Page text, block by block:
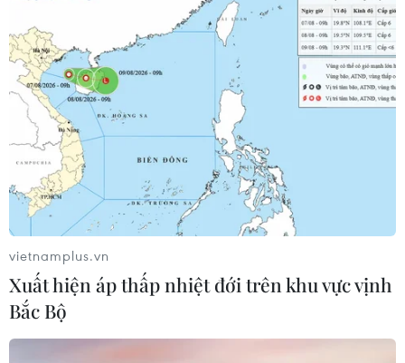
TIN CÙNG CHUYÊN MỤC
vietnamplus.vn
Xuất hiện áp thấp nhiệt đới trên khu vực vịnh
Bắc Bộ